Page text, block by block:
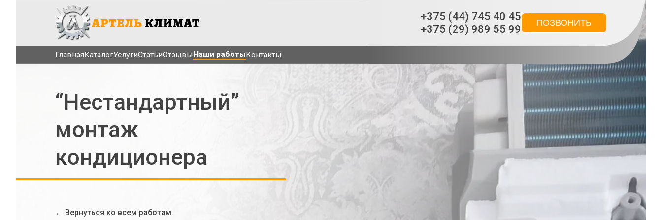
+375 (44) 745 40 45
+375 (29) 989 55 99
ПОЗВОНИТЬ
ГлавнаяКаталогУслугиCтатьиОтзывыНаши работыКонтакты
“Нестандартный”
монтаж
кондиционера
← Вернуться ко всем работам